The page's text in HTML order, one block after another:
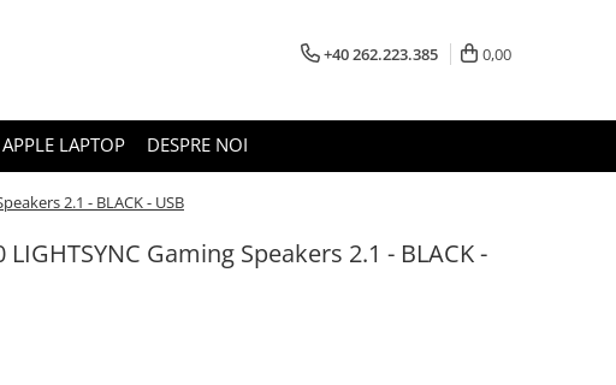
+40 262.223.385 0,00
APPLE LAPTOP DESPRE NOI
2.1 - BLACK - USB
LIGHTSYNC Gaming Speakers 2.1 - BLACK -